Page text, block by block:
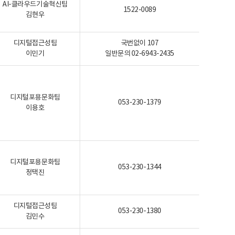
AI-클라우드기술혁신팀
김현우
1522-0089
디지털접근성팀
이민기
국번없이 107
일반문의 02-6943-2435
디지털포용문화팀
이용호
053-230-1379
디지털포용문화팀
정택진
053-230-1344
디지털접근성팀
김민수
053-230-1380